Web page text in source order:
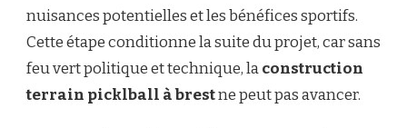
nuisances potentielles et les bénéfices sportifs.
Cette étape conditionne la suite du projet, car sans
feu vert politique et technique, laconstruction
terrain picklball à brestne peut pas avancer.